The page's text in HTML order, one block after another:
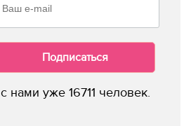
Подписаться
с нами уже 16711 человек.